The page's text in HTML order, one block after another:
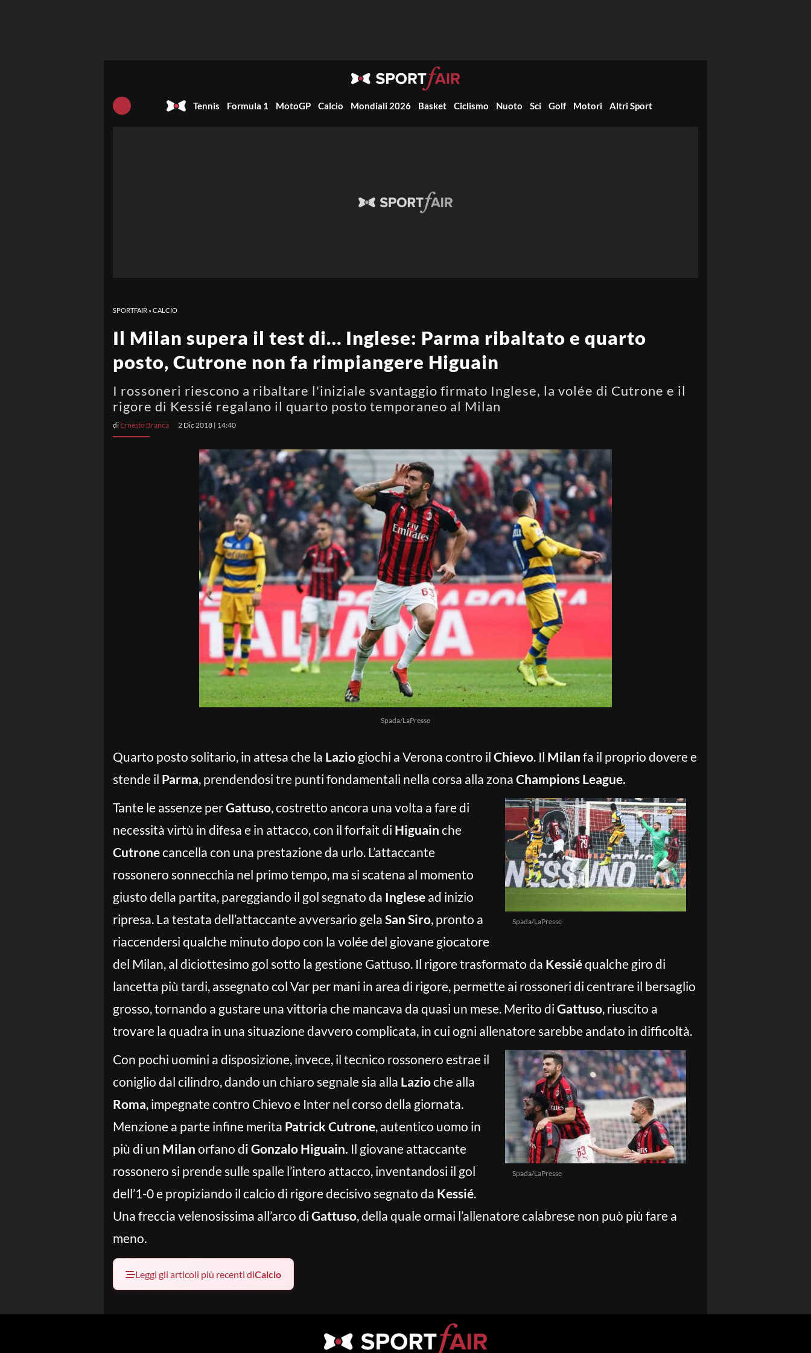
Tennis Formula 1 MotoGP Calcio Mondiali 2026 Basket Ciclismo Nuoto Sci Golf Motori Altri Sport
SPORTFAIR »CALCIO
Il Milan supera il test di… Inglese: Parma ribaltato e quarto
posto, Cutrone non fa rimpiangere Higuain
I rossoneri riescono a ribaltare l'iniziale svantaggio firmato Inglese, la volée di Cutrone e il
rigore di Kessié regalano il quarto posto temporaneo al Milan
di Ernesto Branca 2 Dic 2018 | 14:40
Spada/LaPresse
Quarto posto solitario, in attesa che la Lazio giochi a Verona contro il Chievo. Il Milan fa il proprio dovere e
stende il Parma, prendendosi tre punti fondamentali nella corsa alla zona Champions League.
Spada/LaPresse
Tante le assenze perGattuso, costretto ancora una volta a fare di
necessità virtù in difesa e in attacco, con il forfait di Higuain che
Cutronecancella con una prestazione da urlo. L’attaccante
rossonero sonnecchia nel primo tempo, ma si scatena al momento
giusto della partita, pareggiando il gol segnato da Inglese ad inizio
ripresa. La testata dell’attaccante avversario gela San Siro, pronto a
riaccendersi qualche minuto dopo con la volée del giovane giocatore
del Milan, al diciottesimo gol sotto la gestione Gattuso. Il rigore trasformato da Kessiéqualche giro di
lancetta più tardi, assegnato col Var per mani in area di rigore, permette ai rossoneri di centrare il bersaglio
grosso, tornando a gustare una vittoria che mancava da quasi un mese. Merito di Gattuso, riuscito a
trovare la quadra in una situazione davvero complicata, in cui ogni allenatore sarebbe andato in difficoltà.
Spada/LaPresse
Con pochi uomini a disposizione, invece, il tecnico rossonero estrae il
coniglio dal cilindro, dando un chiaro segnale sia alla Lazioche alla
Roma, impegnate contro Chievo e Inter nel corso della giornata.
Menzione a parte infine merita Patrick Cutrone, autentico uomo in
più di un Milan orfano di Gonzalo Higuain. Il giovane attaccante
rossonero si prende sulle spalle l’intero attacco, inventandosi il gol
dell’1-0 e propiziando il calcio di rigore decisivo segnato da Kessié.
Una freccia velenosissima all’arco di Gattuso, della quale ormai l’allenatore calabrese non può più fare a
meno.
Leggi gli articoli più recenti diCalcio